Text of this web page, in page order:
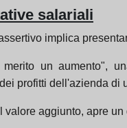
salariali
implica
un aumento",
profitti dell'azienda di
aggiunto, apre